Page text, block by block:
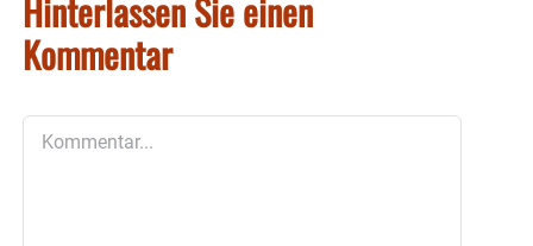
Hinterlassen Sie einen
Kommentar